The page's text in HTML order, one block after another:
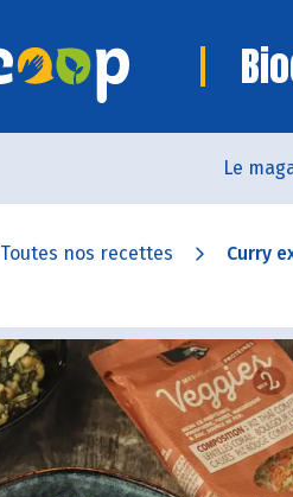
Le
Toutes nos recettes Curry